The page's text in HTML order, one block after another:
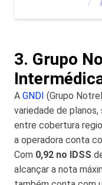
3. Grupo
A GNDI (Grupo
variedade de
entre cobertura
a operadora conta
Com 0,92 no IDSS
alcançar a nota